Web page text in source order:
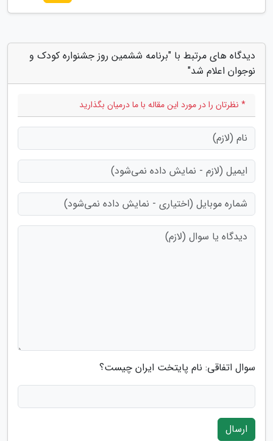
دیدگاه های مرتبط با "برنامه ششمین روز جشنواره کودک و
نوجوان اعلام شد"
* نظرتان را در مورد این مقاله با ما درمیان بگذارید
سوال اتفاقی: نام پایتخت ایران چیست؟
ارسال